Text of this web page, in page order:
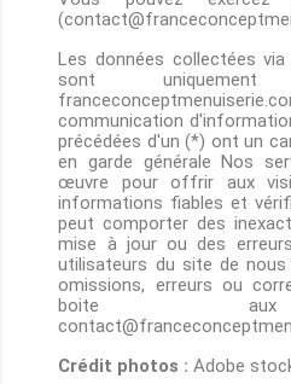
Les données collectées
sont
communication
précédées d'un (*) ont un
en garde générale Nos
œuvre pour offrir aux
informations fiables et
peut comporter des
mise à jour ou des
utilisateurs du site de
omissions, erreurs ou
boite
Crédit photos :Adobe